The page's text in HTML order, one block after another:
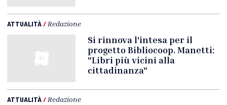
ATTUALITÀ/ Redazione
Si rinnova l'intesa per il
progetto Bibliocoop. Manetti:
"Libri più vicini alla
cittadinanza"
ATTUALITÀ/ Redazione